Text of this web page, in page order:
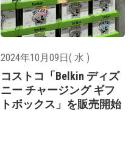
2024年10月09日( 水 )
コストコ「Belkin ディズ
ニー チャージング ギフ
トボックス」を販売開始